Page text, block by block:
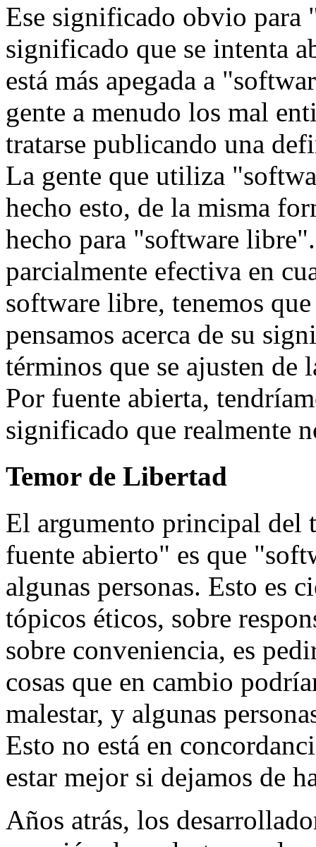
Ese significado obvio para
significado que se intenta
está más apegada a
gente a menudo los mal
tratarse publicando una
La gente que utiliza
hecho esto, de la misma
hecho para "software
parcialmente efectiva en
software libre, tenemos
pensamos acerca de su
términos que se ajusten de
Por fuente abierta,
significado que realmente
Temor de Libertad
El argumento principal del
fuente abierto" es que
algunas personas. Esto es
tópicos éticos, sobre
sobre conveniencia, es
cosas que en cambio
malestar, y algunas
Esto no está en
estar mejor si dejamos de
Años atrás, los